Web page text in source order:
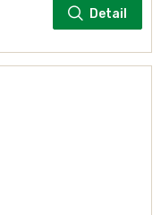
Detail